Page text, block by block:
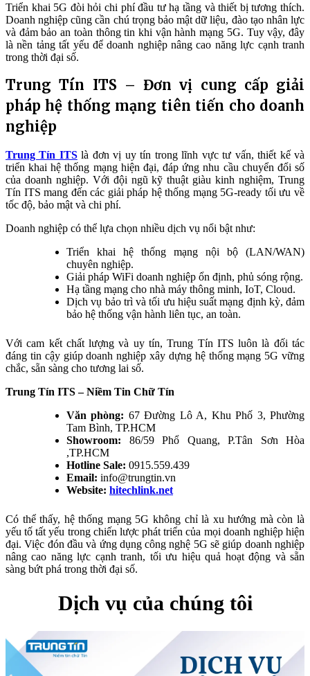
Triển khai 5G đòi hỏi chi phí đầu tư hạ tầng và thiết bị tương thích.
Doanh nghiệp cũng cần chú trọng bảo mật dữ liệu, đào tạo nhân lực
và đảm bảo an toàn thông tin khi vận hành mạng 5G. Tuy vậy, đây
là nền tảng tất yếu để doanh nghiệp nâng cao năng lực cạnh tranh
trong thời đại số.
Trung Tín ITS – Đơn vị cung cấp giải
pháp hệ thống mạng tiên tiến cho doanh
nghiệp
Trung Tín ITSlà đơn vị uy tín trong lĩnh vực tư vấn, thiết kế và
triển khai hệ thống mạng hiện đại, đáp ứng nhu cầu chuyển đổi số
của doanh nghiệp. Với đội ngũ kỹ thuật giàu kinh nghiệm, Trung
Tín ITS mang đến các giải pháp hệ thống mạng 5G-ready tối ưu về
tốc độ, bảo mật và chi phí.
Doanh nghiệp có thể lựa chọn nhiều dịch vụ nổi bật như:
Triển khai hệ thống mạng nội bộ (LAN/WAN)
chuyên nghiệp.
Giải pháp WiFi doanh nghiệp ổn định, phủ sóng rộng.
Hạ tầng mạng cho nhà máy thông minh, IoT, Cloud.
Dịch vụ bảo trì và tối ưu hiệu suất mạng định kỳ, đảm
bảo hệ thống vận hành liên tục, an toàn.
Với cam kết chất lượng và uy tín, Trung Tín ITS luôn là đối tác
đáng tin cậy giúp doanh nghiệp xây dựng hệ thống mạng 5G vững
chắc, sẵn sàng cho tương lai số.
Trung Tín ITS – Niềm Tin Chữ Tín
Văn phòng: 67 Đường Lô A, Khu Phố 3, Phường
Tam Bình, TP.HCM
Showroom: 86/59 Phổ Quang, P.Tân Sơn Hòa
,TP.HCM
Hotline Sale: 0915.559.439
Email: info@trungtin.vn
Website: hitechlink.net
Có thể thấy, hệ thống mạng 5G không chỉ là xu hướng mà còn là
yếu tố tất yếu trong chiến lược phát triển của mọi doanh nghiệp hiện
đại. Việc đón đầu và ứng dụng công nghệ 5G sẽ giúp doanh nghiệp
nâng cao năng lực cạnh tranh, tối ưu hiệu quả hoạt động và sẵn
sàng bứt phá trong thời đại số.
Dịch vụ của chúng tôi